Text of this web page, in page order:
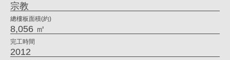
築
宗教
總樓板面積(約)
8,056 ㎡
完工時間
2012